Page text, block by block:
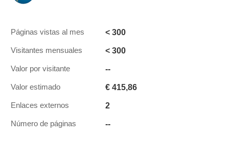
Páginas vistas al mes < 300
Visitantes mensuales < 300
Valor por visitante --
Valor estimado € 415,86
Enlaces externos 2
Número de páginas --